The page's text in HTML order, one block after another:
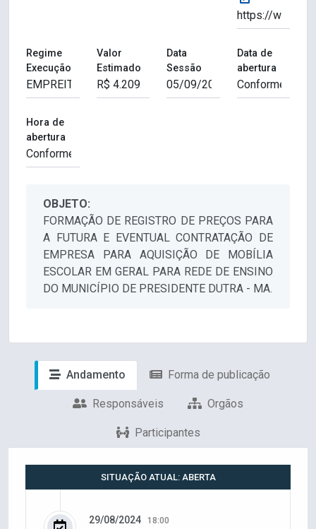
Regime
Execução
Valor
Estimado
Data
Sessão
Data de
abertura
Hora de
abertura
OBJETO:
FORMAÇÃO DE REGISTRO DE PREÇOS PARA
A FUTURA E EVENTUAL CONTRATAÇÃO DE
EMPRESA PARA AQUISIÇÃO DE MOBÍLIA
ESCOLAR EM GERAL PARA REDE DE ENSINO
DO MUNICÍPIO DE PRESIDENTE DUTRA - MA.
Andamento Forma de publicação
Responsáveis Orgãos
Participantes
SITUAÇÃO ATUAL: ABERTA
29/08/2024 18:00